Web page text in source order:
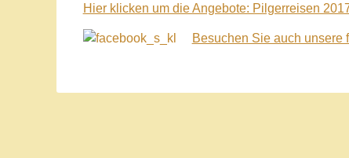
Hier klicken um die Angebote: Pilgerreisen
Besuchen Sie auch unsere